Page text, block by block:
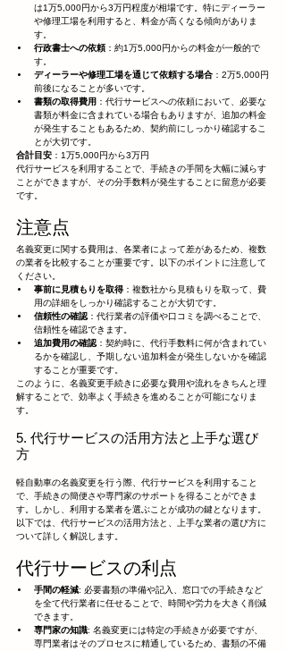
は1万5,000円から3万円程度が相場です。特にディーラー
や修理工場を利用すると、料金が高くなる傾向がありま
す。
行政書士への依頼 ：約1万5,000円からの料金が一般的で
す。
ディーラーや修理工場を通じて依頼する場合 ：2万5,000円
前後になることが多いです。
書類の取得費用 ：代行サービスへの依頼において、必要な
書類が料金に含まれている場合もありますが、追加の料金
が発生することもあるため、契約前にしっかり確認するこ
とが大切です。
合計目安 ：1万5,000円から3万円
代行サービスを利用することで、手続きの手間を大幅に減らす
ことができますが、その分手数料が発生することに留意が必要
です。
注意点
名義変更に関する費用は、各業者によって差があるため、複数
の業者を比較することが重要です。以下のポイントに注意して
ください。
事前に見積もりを取得 ：複数社から見積もりを取って、費
用の詳細をしっかり確認することが大切です。
信頼性の確認 ：代行業者の評価や口コミを調べることで、
信頼性を確認できます。
追加費用の確認 ：契約時に、代行手数料に何が含まれてい
るかを確認し、予期しない追加料金が発生しないかを確認
することが重要です。
このように、名義変更手続きに必要な費用や流れをきちんと理
解することで、効率よく手続きを進めることが可能になりま
す。
5. 代行サービスの活用方法と上手な選び
方
軽自動車の名義変更を行う際、代行サービスを利用すること
で、手続きの簡便さや専門家のサポートを得ることができま
す。しかし、利用する業者を選ぶことが成功の鍵となります。
以下では、代行サービスの活用方法と、上手な業者の選び方に
ついて詳しく解説します。
代行サービスの利点
手間の軽減: 必要書類の準備や記入、窓口での手続きなど
を全て代行業者に任せることで、時間や労力を大きく削減
できます。
専門家の知識: 名義変更には特定の手続きが必要ですが、
専門業者はそのプロセスに精通しているため、書類の不備